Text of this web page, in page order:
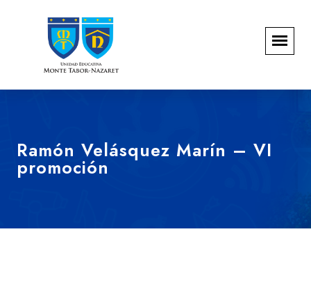
Ramón Velásquez Marín – VI
promoción